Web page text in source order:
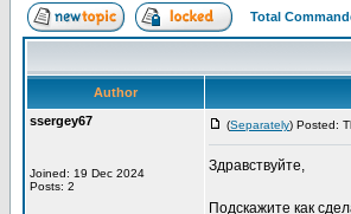
Total
Author
ssergey67
Joined: 19 Dec 2024
Posts: 2
(Separately) Posted:
Здравствуйте,
Подскажите как